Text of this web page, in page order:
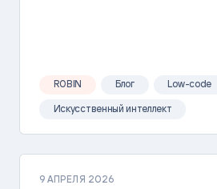
ROBIN Блог Low-code
Искусственный интеллект
9 АПРЕЛЯ 2026